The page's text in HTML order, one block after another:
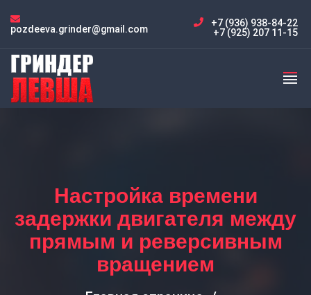
pozdeeva.grinder@gmail.com
+7 (936) 938-84-22
+7 (925) 207 11-15
Настройка времени
задержки двигателя между
прямым и реверсивным
вращением